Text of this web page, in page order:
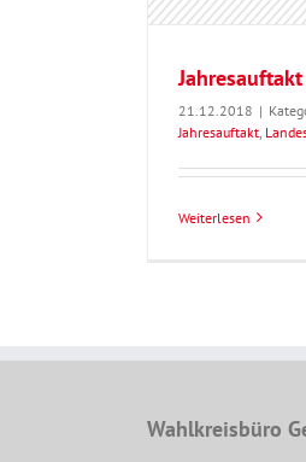
Jahresauftakt
21.12.2018 |
Jahresauftakt
Weiterlesen
Wahlkreisbüro